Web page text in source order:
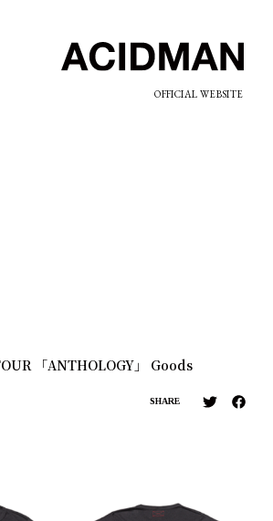
OFFICIAL WEBSITE
「ANTHOLOGY」 Goods
SHARE